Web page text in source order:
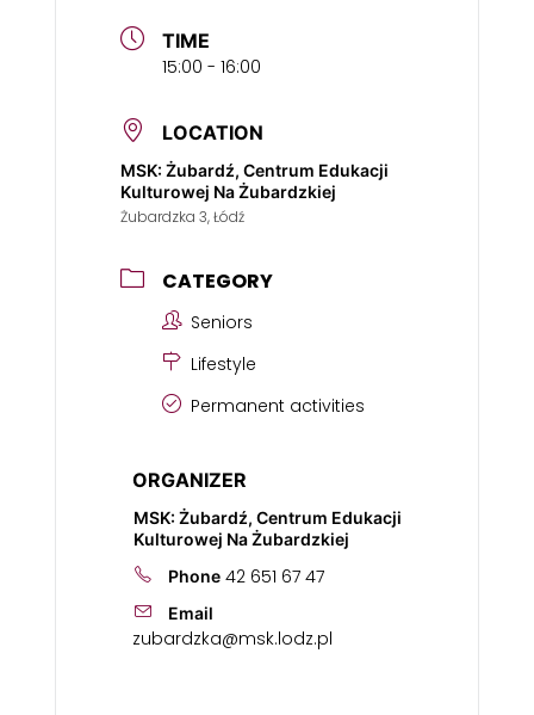
TIME
15:00 - 16:00
LOCATION
MSK: Żubardź, Centrum Edukacji
Kulturowej Na Żubardzkiej
Żubardzka 3, Łódź
CATEGORY
Seniors
Lifestyle
Permanent activities
ORGANIZER
MSK: Żubardź, Centrum Edukacji
Kulturowej Na Żubardzkiej
Phone 42 651 67 47
Email
zubardzka@msk.lodz.pl